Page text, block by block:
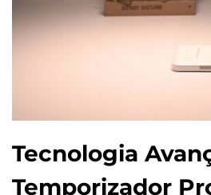
Tecnologia
Temporizador